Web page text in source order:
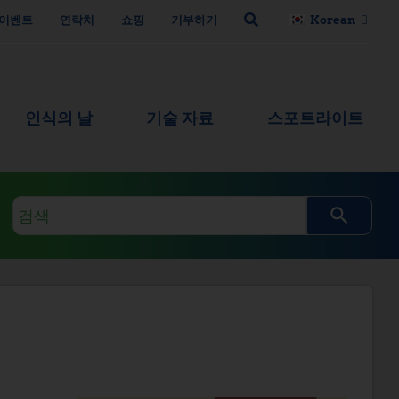
이벤트 연락처 쇼핑 기부하기 Korean
인식의 날 기술 자료 스포트라이트
검
색
쿼